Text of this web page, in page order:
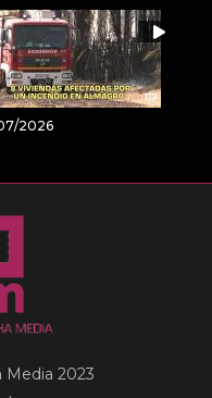
2026
Media 2023